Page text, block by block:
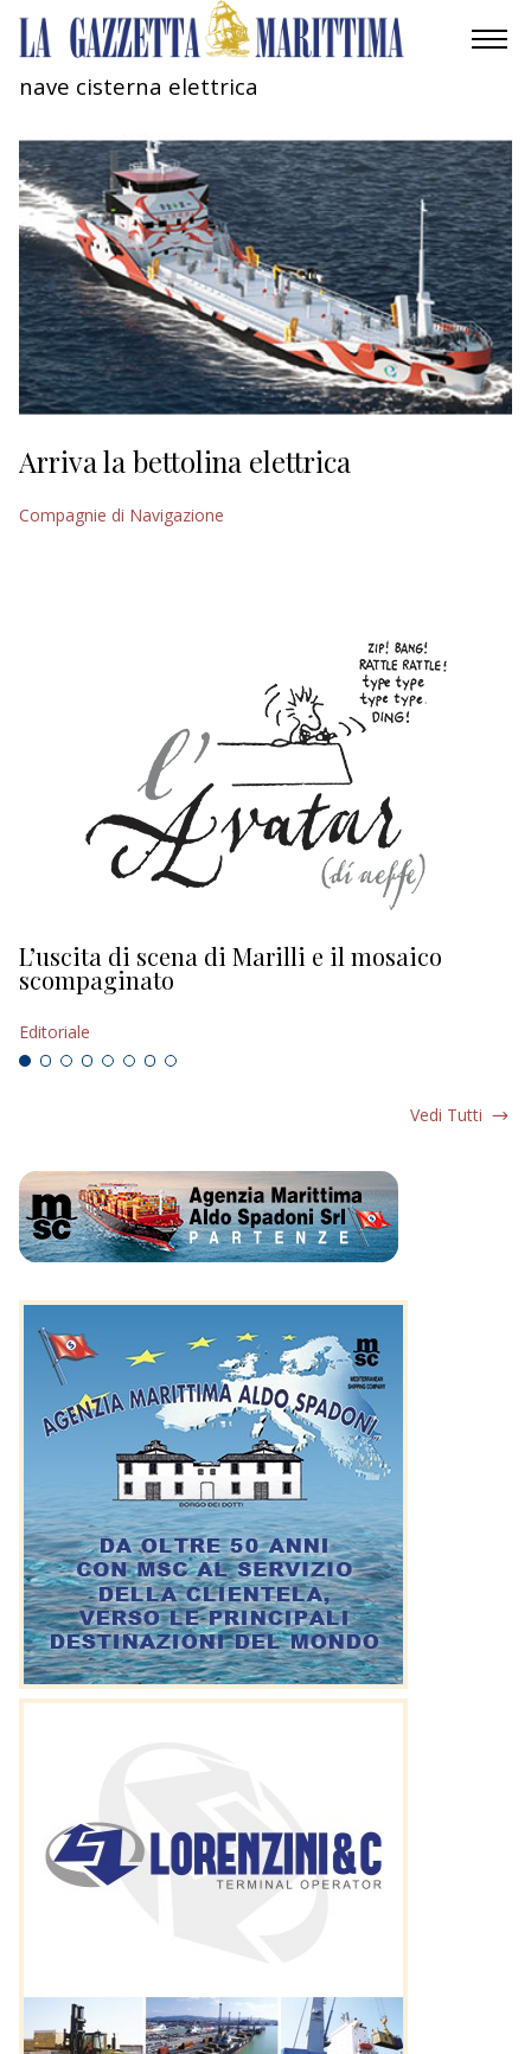
MOBILITÀ
INDUSTRIA
RICERCA
ECONOMIA
TURISMO
CULTURA
NAUTICA
nave cisterna elettrica
Arriva la bettolina elettrica
Compagnie di Navigazione
L’uscita di scena di Marilli e il mosaico
scompaginato
Editoriale
Vedi Tutti